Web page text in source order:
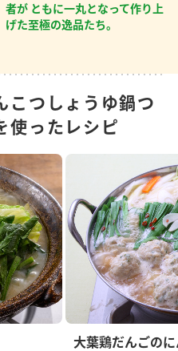
者が ともに一丸となって作り上
げた至極の逸品たち。
こつしょうゆ鍋つ
使ったレシピ
大葉鶏だんごの